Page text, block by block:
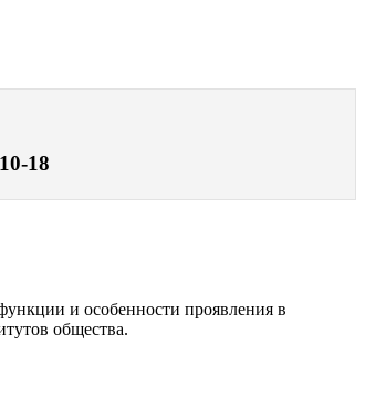
18
и особенности проявления в
общества.